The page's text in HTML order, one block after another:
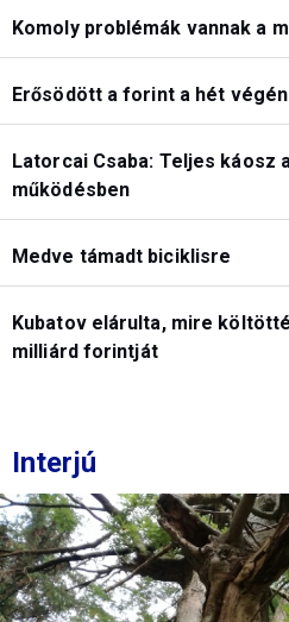
Komoly problémák vannak a
Erősödött a forint a hét végén
Latorcai Csaba: Teljes káosz
működésben
Medve támadt biciklisre
Kubatov elárulta, mire
milliárd forintját
Interjú